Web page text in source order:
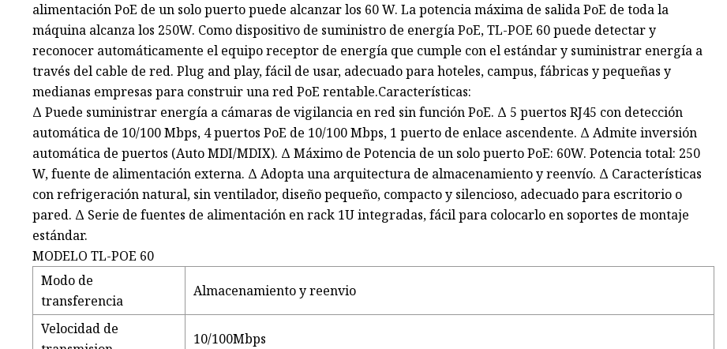
alimentación PoE de un solo puerto puede alcanzar los 60 W. La potencia máxima de salida PoE de toda la
máquina alcanza los 250W. Como dispositivo de suministro de energía PoE, TL-POE 60 puede detectar y
reconocer automáticamente el equipo receptor de energía que cumple con el estándar y suministrar energía a
través del cable de red. Plug and play, fácil de usar, adecuado para hoteles, campus, fábricas y pequeñas y
medianas empresas para construir una red PoE rentable.Características:
Δ Puede suministrar energía a cámaras de vigilancia en red sin función PoE. Δ 5 puertos RJ45 con detección
automática de 10/100 Mbps, 4 puertos PoE de 10/100 Mbps, 1 puerto de enlace ascendente. Δ Admite inversión
automática de puertos (Auto MDI/MDIX). Δ Máximo de Potencia de un solo puerto PoE: 60W. Potencia total: 250
W, fuente de alimentación externa. Δ Adopta una arquitectura de almacenamiento y reenvío. Δ Características
con refrigeración natural, sin ventilador, diseño pequeño, compacto y silencioso, adecuado para escritorio o
pared. Δ Serie de fuentes de alimentación en rack 1U integradas, fácil para colocarlo en soportes de montaje
estándar.
MODELO TL-POE 60
Modo de
transferencia
Almacenamiento y reenvio
Velocidad de
10/100Mbps